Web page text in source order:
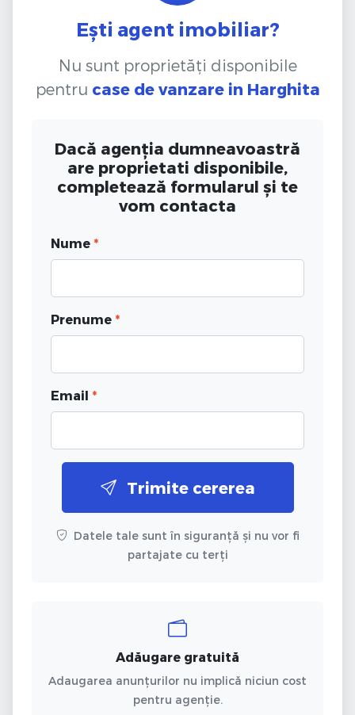
Ești agent imobiliar?
Nu sunt proprietăți disponibile
pentru case de vanzare in Harghita
Dacă agenția dumneavoastră
are proprietati disponibile,
completează formularul și te
vom contacta
Nume *
Prenume *
Email *
Trimite cererea
Datele tale sunt în siguranță și nu vor fi
partajate cu terți
Adăugare gratuită
Adaugarea anunțurilor nu implică niciun cost
pentru agenție.